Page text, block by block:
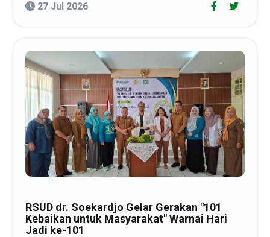
27 Jul 2026
RSUD dr. Soekardjo Gelar Gerakan "101
Kebaikan untuk Masyarakat" Warnai Hari
Jadi ke-101